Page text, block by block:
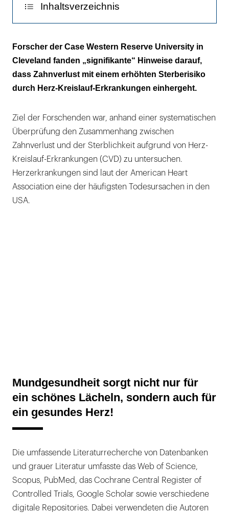
Inhaltsverzeichnis
Mundgesundheit sorgt nicht nur für ein
schönes Lächeln, sondern auch für ein
gesundes Herz!
Forscher der Case Western Reserve University in
Cleveland fanden „signifikante“ Hinweise darauf,
dass Zahnverlust mit einem erhöhten Sterberisiko
durch Herz-Kreislauf-Erkrankungen einhergeht.
Ziel der Forschenden war, anhand einer systematischen
Überprüfung den Zusammenhang zwischen
Zahnverlust und der Sterblichkeit aufgrund von Herz-
Kreislauf-Erkrankungen (CVD) zu untersuchen.
Herzerkrankungen sind laut der American Heart
Association eine der häufigsten Todesursachen in den
USA.
Mundgesundheit sorgt nicht nur für
ein schönes Lächeln, sondern auch für
ein gesundes Herz!
Die umfassende Literaturrecherche von Datenbanken
und grauer Literatur umfasste das Web of Science,
Scopus, PubMed, das Cochrane Central Register of
Controlled Trials, Google Scholar sowie verschiedene
digitale Repositories. Dabei verwendeten die Autoren